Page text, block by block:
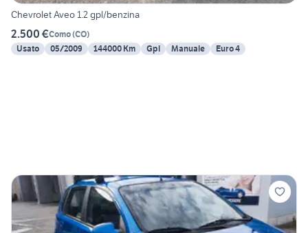
Chevrolet Aveo 1.2 gpl/benzina
2.500 €Como(CO)
Usato
05/2009 144000 Km Gpl Manuale Euro 4